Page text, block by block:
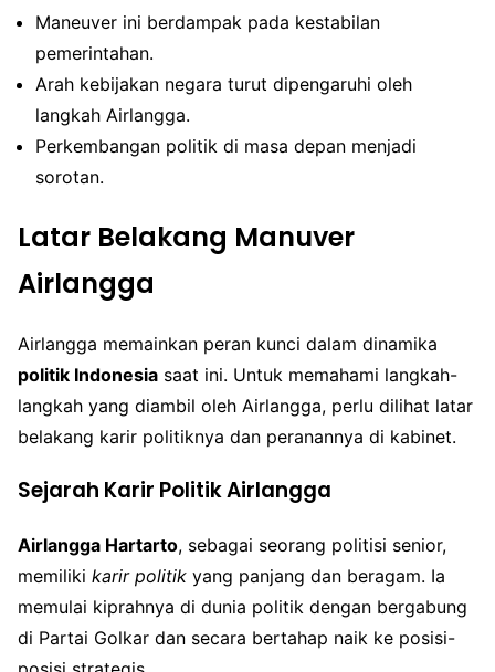
Maneuver ini berdampak pada kestabilan
pemerintahan.
Arah kebijakan negara turut dipengaruhi oleh
langkah Airlangga.
Perkembangan politik di masa depan menjadi
sorotan.
Latar Belakang Manuver
Airlangga
Airlangga memainkan peran kunci dalam dinamika
politik Indonesia saat ini. Untuk memahami langkah-
langkah yang diambil oleh Airlangga, perlu dilihat latar
belakang karir politiknya dan peranannya di kabinet.
Sejarah Karir Politik Airlangga
Airlangga Hartarto, sebagai seorang politisi senior,
memiliki karir politik yang panjang dan beragam. Ia
memulai kiprahnya di dunia politik dengan bergabung
di Partai Golkar dan secara bertahap naik ke posisi-